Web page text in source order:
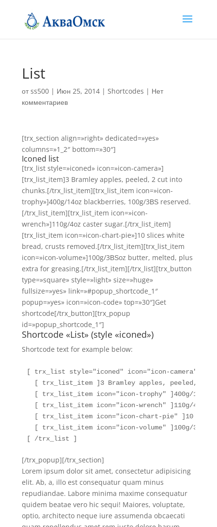
List
отss500| Июн 25, 2014| Shortcodes | Нет
комментариев
[trx_section align=»right» dedicated=»yes»
columns=»1_2″ bottom=»30″]
Iconed list
[trx_list style=»iconed» icon=»icon-camera»]
[trx_list_item]3 Bramley apples, peeled, 2 cut into
chunks.[/trx_list_item][trx_list_item icon=»icon-
trophy»]400g/14oz blackberries, 100g/3ВЅ reserved.
[/trx_list_item][trx_list_item icon=»icon-
wrench»]110g/4oz caster sugar.[/trx_list_item]
[trx_list_item icon=»icon-chart-pie»]10 slices white
bread, crusts removed.[/trx_list_item][trx_list_item
icon=»icon-volume»]100g/3ВЅoz butter, melted, plus
extra for greasing.[/trx_list_item][/trx_list][trx_button
type=»square» style=»light» size=»huge»
fullsize=»yes» link=»#popup_shortcode_1″
popup=»yes» icon=»icon-code» top=»30″]Get
shortcode[/trx_button][trx_popup
id=»popup_shortcode_1″]
Shortcode «List» (style «iconed»)
Shortcode text for example below:
[ trx_list style="iconed" icon="icon-camera" ]
[ trx_list_item ]3 Bramley apples, peeled, 2
[ trx_list_item icon="icon-trophy" ]400g/14oz
[ trx_list_item icon="icon-wrench" ]110g/4oz
[ trx_list_item icon="icon-chart-pie" ]10
[ trx_list_item icon="icon-volume" ]100g/
[ /trx_list ]
[/trx_popup][/trx_section]
Lorem ipsum dolor sit amet, consectetur adipisicing
elit. Ab, a, illo est consequatur quam minus
repudiandae. Labore minima maxime consequatur
quidem beatae vero hic sequi! Maiores, voluptate,
optio, architecto neque iure assumenda obcaecati